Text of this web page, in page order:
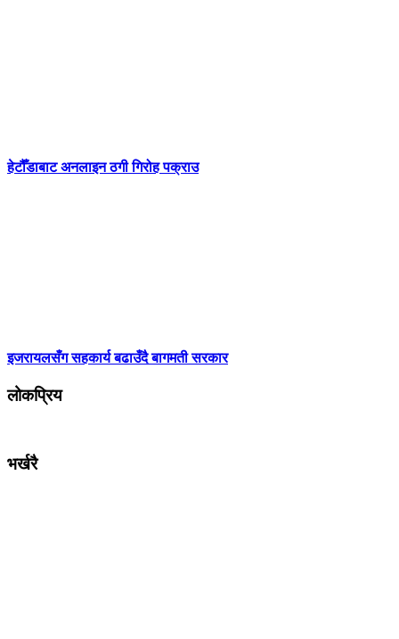
हेटौँडाबाट अनलाइन ठगी गिरोह पक्राउ
इजरायलसँग सहकार्य बढाउँदै बागमती सरकार
लोकप्रिय
भर्खरै